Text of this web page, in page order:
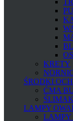
KRETY
ŚRODKI
ĆMA
LAMPY
LAMPY